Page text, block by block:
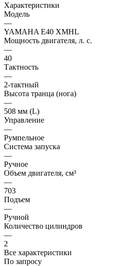
Характеристики
Модель
—
YAMAHA E40 XMHL
Мощность двигателя, л. с.
—
40
Тактность
—
2-тактный
Высота транца (нога)
—
508 мм (L)
Управление
—
Румпельное
Система запуска
—
Ручное
Объем двигателя, см³
—
703
Подъем
—
Ручной
Количество цилиндров
—
2
Все характеристики
По запросу